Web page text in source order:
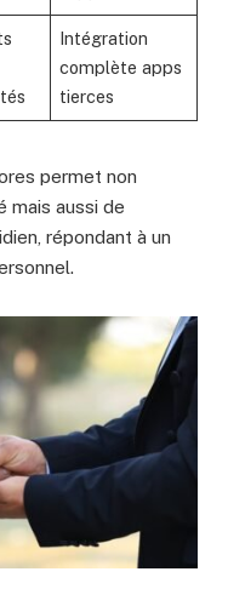
Intégration
complète apps
tierces
permet non
mais aussi de
répondant à un